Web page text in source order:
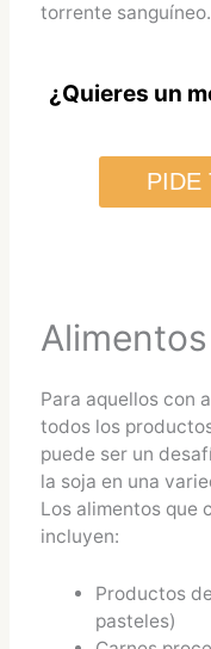
torrente sanguíneo​​.
¿Quieres un
PIDE
Para aquellos con
todos los
puede ser un
la soja en una
Los alimentos que
incluyen:
Productos
pasteles)